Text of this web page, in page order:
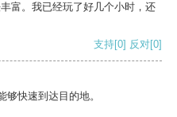
富。我已经玩了好几个小时，还
支持[0] 反对[0]
快速到达目的地。